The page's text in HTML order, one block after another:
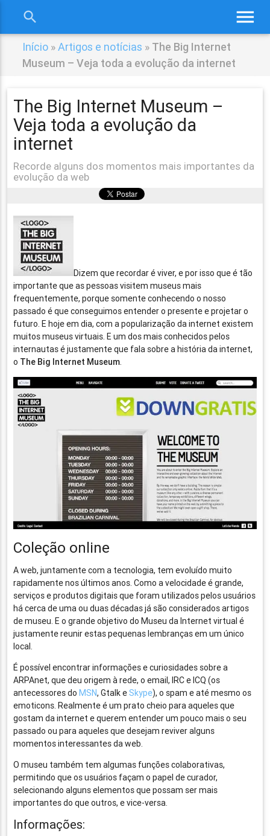
menu
search
Início »Artigos e notícias » The Big Internet
Museum – Veja toda a evolução da internet
The Big Internet Museum –
Veja toda a evolução da
internet
Recorde alguns dos momentos mais importantes da
evolução da web
Dizem que recordar é viver, e por isso que é tão
importante que as pessoas visitem museus mais
frequentemente, porque somente conhecendo o nosso
passado é que conseguimos entender o presente e projetar o
futuro. E hoje em dia, com a popularização da internet existem
muitos museus virtuais. E um dos mais conhecidos pelos
internautas é justamente que fala sobre a história da internet,
o The Big Internet Museum.
Coleção online
A web, juntamente com a tecnologia, tem evoluído muito
rapidamente nos últimos anos. Como a velocidade é grande,
serviços e produtos digitais que foram utilizados pelos usuários
há cerca de uma ou duas décadas já são considerados artigos
de museu. E o grande objetivo do Museu da Internet virtual é
justamente reunir estas pequenas lembranças em um único
local.
É possível encontrar informações e curiosidades sobre a
ARPAnet, que deu origem à rede, o email, IRC e ICQ (os
antecessores do MSN, Gtalk eSkype), o spam e até mesmo os
emoticons. Realmente é um prato cheio para aqueles que
gostam da internet e querem entender um pouco mais o seu
passado ou para aqueles que desejam reviver alguns
momentos interessantes da web.
O museu também tem algumas funções colaborativas,
permitindo que os usuários façam o papel de curador,
selecionando alguns elementos que possam ser mais
importantes do que outros, e vice-versa.
Informações: